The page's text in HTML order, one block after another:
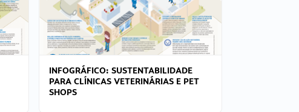
INFOGRÁFICO: SUSTENTABILIDADE
PARA CLÍNICAS VETERINÁRIAS E PET
SHOPS